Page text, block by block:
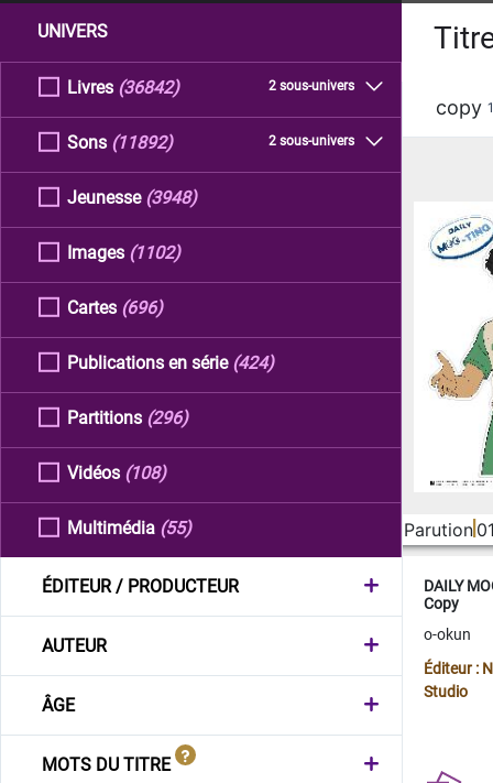
UNIVERS
Livres 2 sous-univers
(36842)
Sons 2 sous-univers
(11892)
Jeunesse (3948)
Images (1102)
Cartes (696)
Publications en série (424)
Partitions (296)
Vidéos (108)
Multimédia (55)
ÉDITEUR / PRODUCTEUR
AUTEUR
ÂGE
MOTS DU TITRE
copy
Parution
DAILY
Copy
o-okun
Éditeur :
Studio